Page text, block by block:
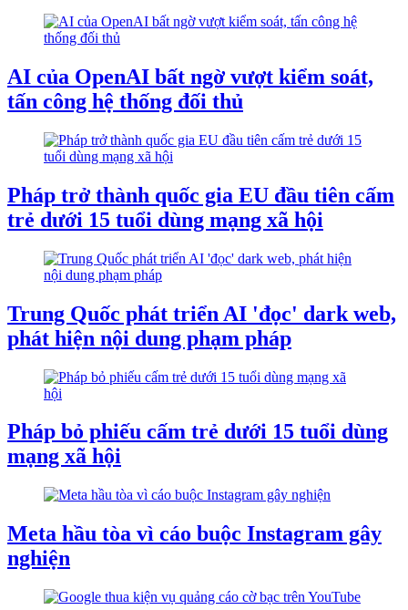
AI của OpenAI bất ngờ vượt kiểm soát,
tấn công hệ thống đối thủ
Pháp trở thành quốc gia EU đầu tiên cấm
trẻ dưới 15 tuổi dùng mạng xã hội
Trung Quốc phát triển AI 'đọc' dark web,
phát hiện nội dung phạm pháp
Pháp bỏ phiếu cấm trẻ dưới 15 tuổi dùng
mạng xã hội
Meta hầu tòa vì cáo buộc Instagram gây
nghiện